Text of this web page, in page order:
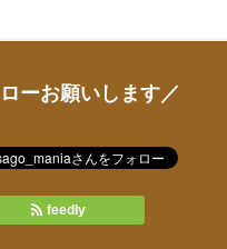
ーお願いします／
feedly